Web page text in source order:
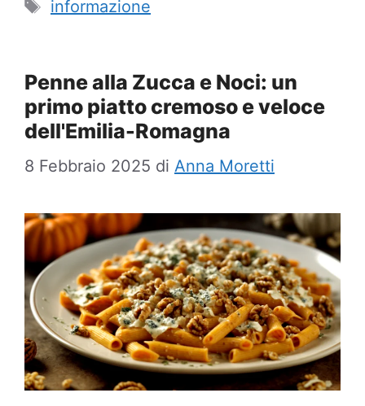
informazione
Penne alla Zucca e Noci: un
primo piatto cremoso e veloce
dell'Emilia-Romagna
8 Febbraio 2025 di Anna Moretti